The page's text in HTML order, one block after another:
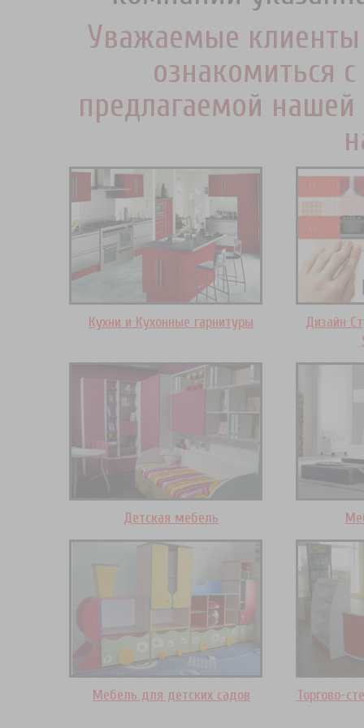
Уважаемые
ознакомиться
предлагаемой
Кухни и Кухонные гарнитуры
Дизайн
Детская мебель
Мебель для детских садов Торгово-